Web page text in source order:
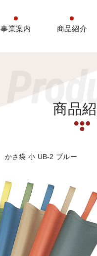
事業案内 商品紹介
商品
かさ袋 小 UB-2 ブルー